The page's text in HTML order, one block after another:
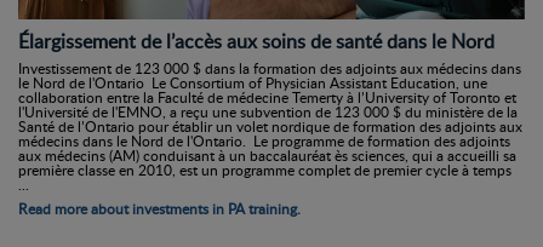
Élargissement de l’accès aux soins de santé dans le Nord
Investissement de 123 000 $ dans la formation des adjoints aux médecins dans
le Nord de l'Ontario Le Consortium of Physician Assistant Education, une
collaboration entre la Faculté de médecine Temerty à l’University of Toronto et
l'Université de l'EMNO, a reçu une subvention de 123 000 $ du ministère de la
Santé de l’Ontario pour établir un volet nordique de formation des adjoints aux
médecins dans le Nord de l'Ontario. Le programme de formation des adjoints
aux médecins (AM) conduisant à un baccalauréat ès sciences, qui a accueilli sa
première classe en 2010, est un programme complet de premier cycle à temps
...
Read more about investments in PA training.